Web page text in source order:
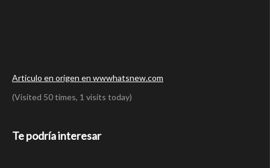
Articulo en origen en wwwhatsnew.com
(Visited 50 times, 1 visits today)
Te podría interesar